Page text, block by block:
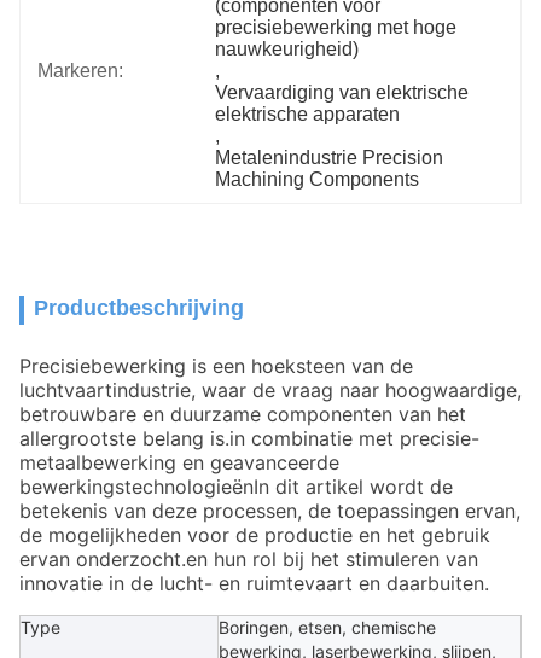
Markeren:
(componenten voor
precisiebewerking met hoge
nauwkeurigheid)
,
Vervaardiging van elektrische
elektrische apparaten
,
Metalenindustrie Precision
Machining Components
Productbeschrijving
Precisiebewerking is een hoeksteen van de
luchtvaartindustrie, waar de vraag naar hoogwaardige,
betrouwbare en duurzame componenten van het
allergrootste belang is.in combinatie met precisie-
metaalbewerking en geavanceerde
bewerkingstechnologieënIn dit artikel wordt de
betekenis van deze processen, de toepassingen ervan,
de mogelijkheden voor de productie en het gebruik
ervan onderzocht.en hun rol bij het stimuleren van
innovatie in de lucht- en ruimtevaart en daarbuiten.
Type
Boringen, etsen, chemische
bewerking, laserbewerking, slijpen,